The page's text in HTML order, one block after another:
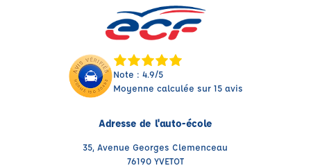
Note : 4.9/5
Moyenne calculée sur 15 avis
Adresse de l'auto-école
35, Avenue Georges Clemenceau
76190 YVETOT